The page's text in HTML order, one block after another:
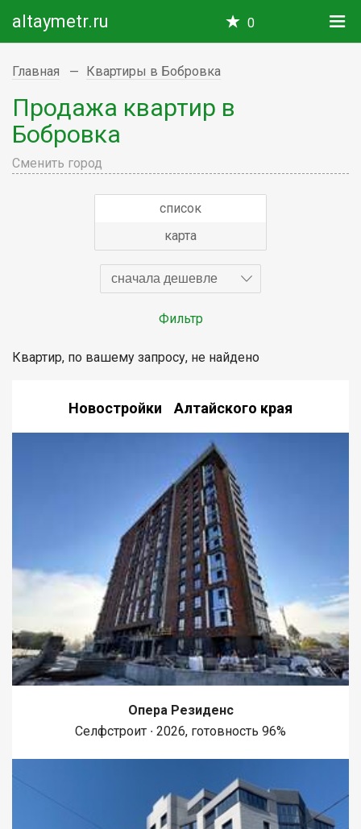
altaymetr.ru 0
Главная Квартиры в Бобровка
Продажа квартир в
Бобровка
Сменить город
список
карта
сначала дешевле
Фильтр
Квартир, по вашему запросу, не найдено
Новостройки Алтайского края
Опера Резиденс
Селфстроит ∙ 2026, готовность 96%